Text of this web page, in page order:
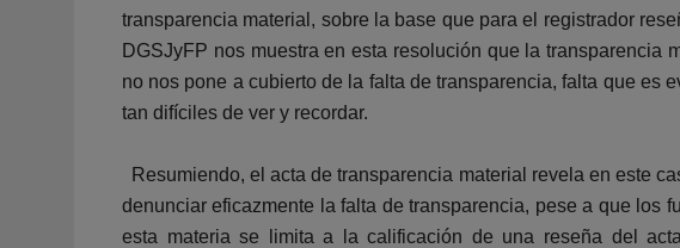
transparencia material, sobre la base que para el registrador
DGSJyFP nos muestra en esta resolución que la
no nos pone a cubierto de la falta de transparencia, falta que es
tan difíciles de ver y recordar.
Resumiendo, el acta de transparencia material revela en este
denunciar eficazmente la falta de transparencia, pese a que los
esta materia se limita a la calificación de una reseña del